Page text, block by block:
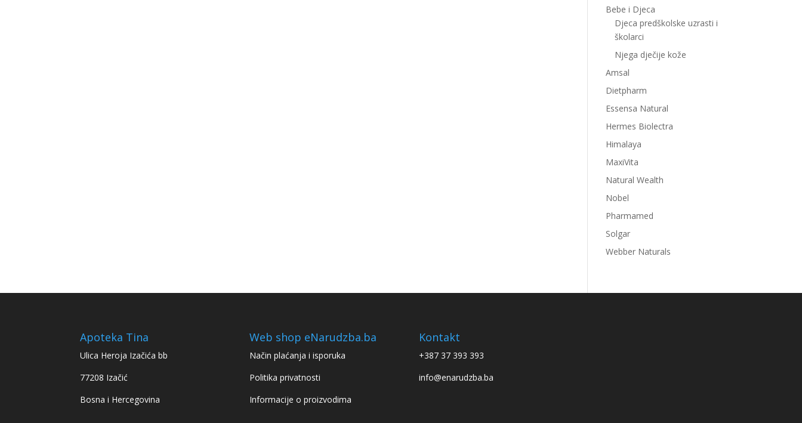
Bebe i Djeca
Djeca predškolske uzrasti i
školarci
Njega dječije kože
Amsal
Dietpharm
Essensa Natural
Hermes Biolectra
Himalaya
MaxiVita
Natural Wealth
Nobel
Pharmamed
Solgar
Webber Naturals
Apoteka Tina
Ulica Heroja Izačića bb
77208 Izačić
Bosna i Hercegovina
Web shop eNarudzba.ba
Način plaćanja i isporuka
Politika privatnosti
Informacije o proizvodima
Kontakt
+387 37 393 393
info@enarudzba.ba